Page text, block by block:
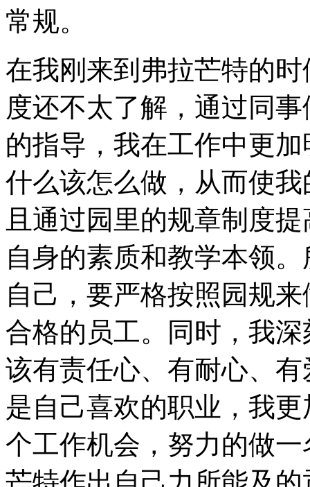
常规。
在我刚来到弗拉芒特的
度还不太了解，通过同
的指导，我在工作中更
什么该怎么做，从而使
且通过园里的规章制度
自身的素质和教学本领
自己，要严格按照园规
合格的员工。同时，我
该有责任心、有耐心、
是自己喜欢的职业，我
个工作机会，努力的做